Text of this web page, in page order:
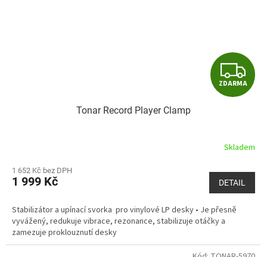
Z
D
R
M
A
ZDARMA
Tonar Record Player Clamp
Skladem
1 652 Kč bez DPH
1 999 Kč DETAIL
Stabilizátor a upínací svorka pro vinylové LP desky • Je přesně
vyvážený, redukuje vibrace, rezonance, stabilizuje otáčky a
zamezuje proklouznutí desky